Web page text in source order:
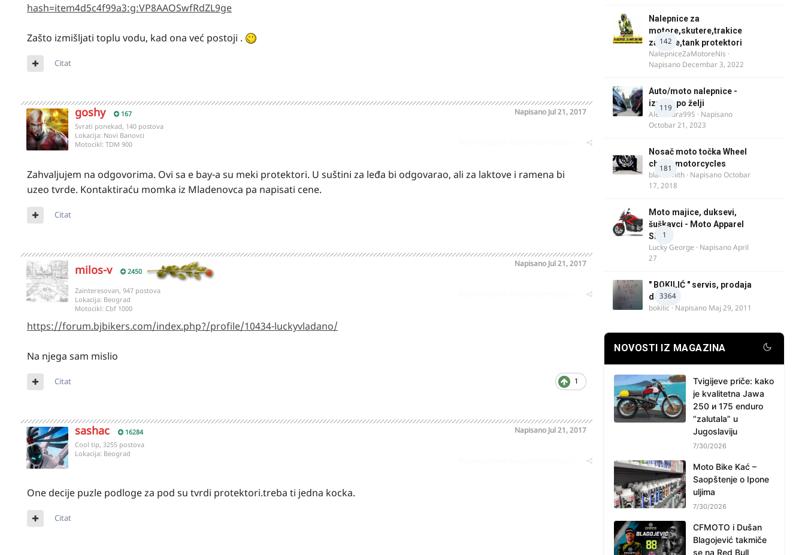
hash=item4d5c4f99a3:g:VP8AAOSwfRdZL9ge
Zašto izmišljati toplu vodu, kad ona već postoji .
Citat
goshy 167 Napisano Jul 21, 2017
Svrati ponekad, 140 postova
Lokacija: Novi Banovci
Motocikl: TDM 900
Zahvaljujem na odgovorima. Ovi sa e bay-a su meki protektori. U suštini za leđa bi odgovarao, ali za laktove i ramena bi
uzeo tvrde. Kontaktiraću momka iz Mladenovca pa napisati cene.
Citat
milos-v 2450
Napisano Jul 21, 2017
Zainteresovan, 947 postova
Lokacija: Beograd
Motocikl: Cbf 1000
https://forum.bjbikers.com/index.php?/profile/10434-luckyvladano/
Na njega sam mislio
1
Citat
sashac 16284 Napisano Jul 21, 2017
Cool tip, 3255 postova
Lokacija: Beograd
One decije puzle podloge za pod su tvrdi protektori.treba ti jedna kocka.
Citat
142
Nalepnice za
motore,skutere,trakice
za felne,tank protektori
NalepniceZaMotoreNis ·
Napisano Decembar 3, 2022
119
Auto/moto nalepnice -
izrada po želji
Alexandra995 · Napisano
Octobar 21, 2023
181
Nosač moto točka Wheel
chock motorcycles
blacksmith · NapisanoOctobar
17, 2018
1
Moto majice, duksevi,
šuškavci - Moto Apparel
SRB
Lucky George · NapisanoApril
27
3364
" BOKILIĆ " servis, prodaja
delova
bokilic · Napisano Maj 29, 2011
NOVOSTI IZ MAGAZINA
Tvigijeve priče: kako
je kvalitetna Jawa
250 и 175 enduro
“zalutala” u
Jugoslaviju
7/30/2026
Moto Bike Kać –
Saopštenje o Ipone
uljima
7/30/2026
CFMOTO i Dušan
Blagojević takmiče
se na Red Bull